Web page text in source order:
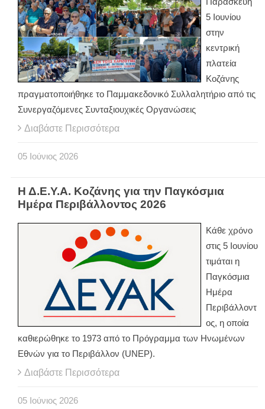
5 Ιουνίου
στην
κεντρική
πλατεία
Κοζάνης
πραγματοποιήθηκε το Παμμακεδονικό Συλλαλητήριο από τις
Συνεργαζόμενες Συνταξιουχικές Οργανώσεις
Διαβάστε Περισσότερα
05 Ιούνιος 2026
Η Δ.Ε.Υ.Α. Κοζάνης για την Παγκόσμια
Ημέρα Περιβάλλοντος 2026
Κάθε χρόνο
στις 5 Ιουνίου
τιμάται η
Παγκόσμια
Ημέρα
Περιβάλλοντ
ος, η οποία
καθιερώθηκε το 1973 από το Πρόγραμμα των Ηνωμένων
Εθνών για το Περιβάλλον (UNEP).
Διαβάστε Περισσότερα
05 Ιούνιος 2026